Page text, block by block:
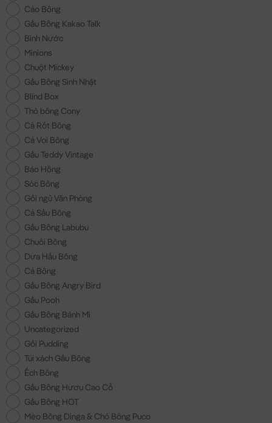
Cáo Bông
Gấu Bông Kakao Talk
Bình Nước
Minions
Chuột Mickey
Gấu Bông Sinh Nhật
Blind Box
Thỏ bông Cony
Cà Rốt Bông
Cá Voi Bông
Gấu Teddy Vintage
Báo Hồng
Sóc Bông
Gối ngủ Văn Phòng
Cá Sấu Bông
Gấu Bông Labubu
Chuối Bông
Dưa Hấu Bông
Cá Bông
Gấu Bông Angry Bird
Gấu Pooh
Gấu Bông Bánh Mì
Uncategorized
Gối Pudding
Túi xách Gấu Bông
Ếch Bông
Gấu Bông Hươu Cao Cổ
Gấu Bông HOT
Mèo Bông Dinga & Chó Bông Puco